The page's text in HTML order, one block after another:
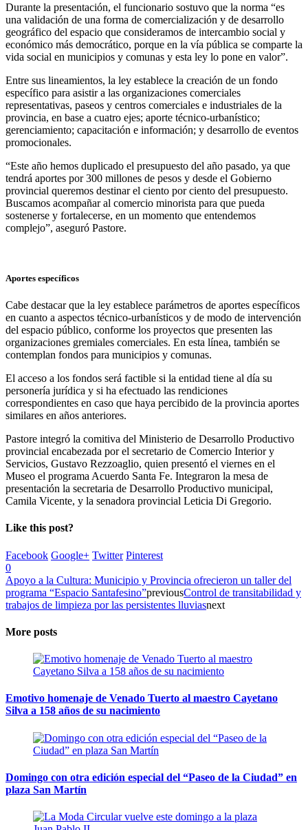
Durante la presentación, el funcionario sostuvo que la norma “es
una validación de una forma de comercialización y de desarrollo
geográfico del espacio que consideramos de intercambio social y
económico más democrático, porque en la vía pública se comparte la
vida social en municipios y comunas y esta ley lo pone en valor”.
Entre sus lineamientos, la ley establece la creación de un fondo
específico para asistir a las organizaciones comerciales
representativas, paseos y centros comerciales e industriales de la
provincia, en base a cuatro ejes; aporte técnico-urbanístico;
gerenciamiento; capacitación e información; y desarrollo de eventos
promocionales.
“Este año hemos duplicado el presupuesto del año pasado, ya que
tendrá aportes por 300 millones de pesos y desde el Gobierno
provincial queremos destinar el ciento por ciento del presupuesto.
Buscamos acompañar al comercio minorista para que pueda
sostenerse y fortalecerse, en un momento que entendemos
complejo”, aseguró Pastore.
Aportes específicos
Cabe destacar que la ley establece parámetros de aportes específicos
en cuanto a aspectos técnico-urbanísticos y de modo de intervención
del espacio público, conforme los proyectos que presenten las
organizaciones gremiales comerciales. En esta línea, también se
contemplan fondos para municipios y comunas.
El acceso a los fondos será factible si la entidad tiene al día su
personería jurídica y si ha efectuado las rendiciones
correspondientes en caso que haya percibido de la provincia aportes
similares en años anteriores.
Pastore integró la comitiva del Ministerio de Desarrollo Productivo
provincial encabezada por el secretario de Comercio Interior y
Servicios, Gustavo Rezzoaglio, quien presentó el viernes en el
Museo el programa Acuerdo Santa Fe. Integraron la mesa de
presentación la secretaria de Desarrollo Productivo municipal,
Camila Vicente, y la senadora provincial Leticia Di Gregorio.
Like this post?
Facebook Google+ Twitter Pinterest
0
Apoyo a la Cultura: Municipio y Provincia ofrecieron un taller del
programa “Espacio Santafesino”previousControl de transitabilidad y
trabajos de limpieza por las persistentes lluviasnext
More posts
Emotivo homenaje de Venado Tuerto al maestro Cayetano
Silva a 158 años de su nacimiento
Domingo con otra edición especial del “Paseo de la Ciudad” en
plaza San Martín